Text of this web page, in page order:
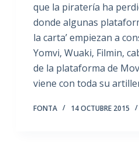
que la piratería ha
donde algunas
la carta’ empiezan a
Yomvi, Wuaki, Filmin,
de la plataforma de
viene con toda su
FONTA 14 OCTUBRE 2015